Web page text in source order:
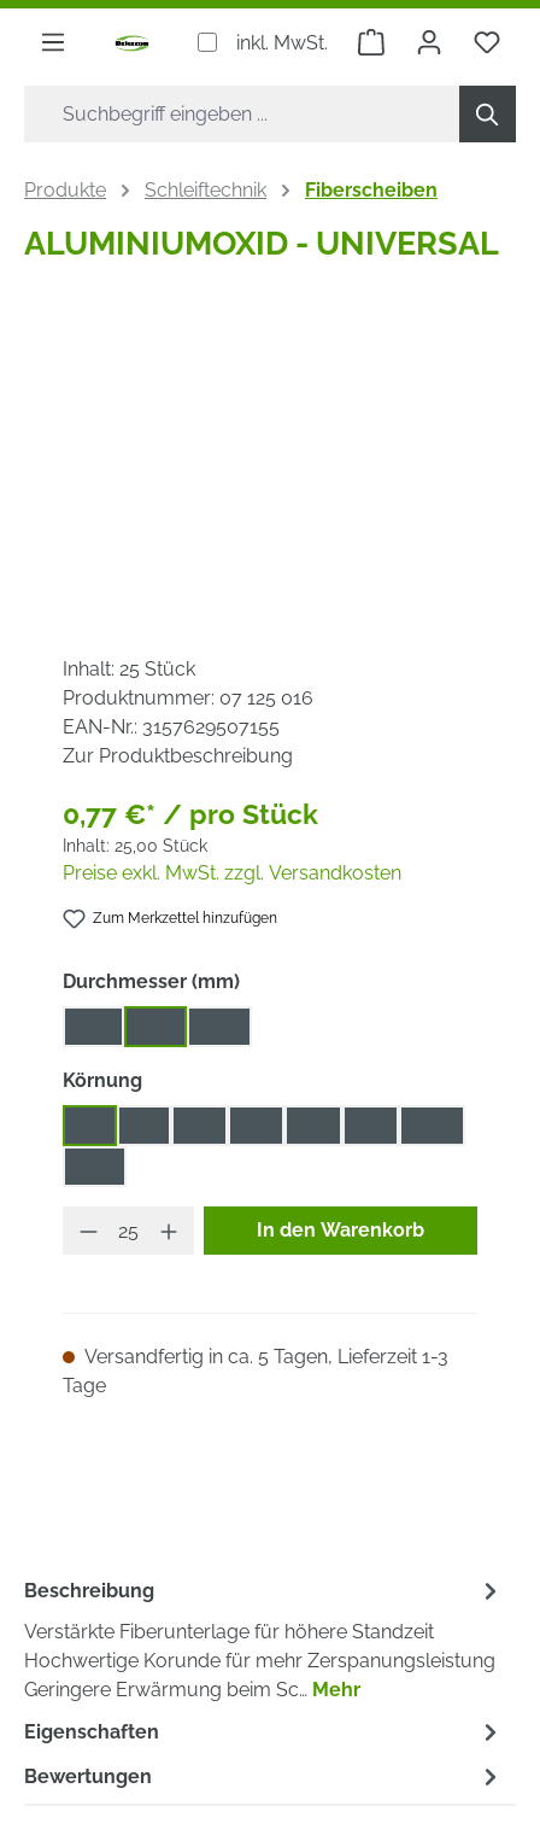
springen
inkl. MwSt. Warenkorb
Produkte Schleiftechnik Fiberscheiben
ALUMINIUMOXID - UNIVERSAL
Inhalt: 25 Stück
Produktnummer: 07 125 016
EAN-Nr.: 3157629507155
Zur Produktbeschreibung
0,77 €* / pro Stück
Inhalt: 25,00 Stück
Preise exkl. MwSt. zzgl. Versandkosten
Zum Merkzettel hinzufügen
Durchmesser (mm)auswählen
Körnungauswählen
Produkt Anzahl: Gib den
In den Warenkorb
Versandfertig in ca. 5 Tagen, Lieferzeit 1-3
Tage
Beschreibung
Verstärkte Fiberunterlage für höhere Standzeit
Hochwertige Korunde für mehr Zerspanungsleistung
Geringere Erwärmung beim Sc… Mehr
Eigenschaften
Bewertungen